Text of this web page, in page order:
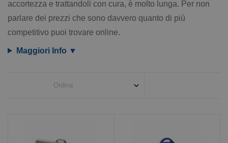
accortezza e trattandoli con cura, è molto lunga. Per non
parlare dei prezzi che sono davvero quanto di più
competitivo puoi trovare online.
Maggiori Info